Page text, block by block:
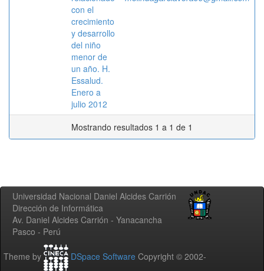
con el
crecimiento
y desarrollo
del niño
menor de
un año. H.
Essalud.
Enero a
julio 2012
Mostrando resultados 1 a 1 de 1
Universidad Nacional Daniel Alcides Carrión
Dirección de Informática
Av. Daniel Alcides Carrión - Yanacancha
Pasco - Perú
Theme by DSpace Software Copyright © 2002-